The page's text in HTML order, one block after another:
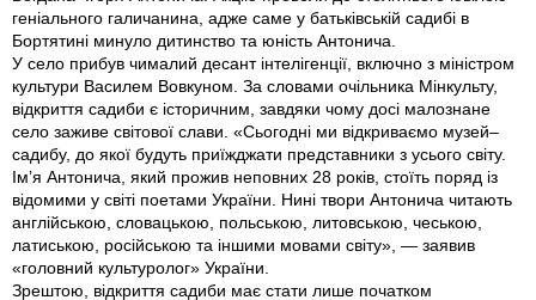
геніального галичанина, адже саме у батьківській садибі в
Бортятині минуло дитинство та юність Антонича.
У село прибув чималий десант інтелігенції, включно з міністром
культури Василем Вовкуном. За словами очільника Мінкульту,
відкриття садиби є історичним, завдяки чому досі малознане
село заживе світової слави. «Сьогодні ми відкриваємо музей–
садибу, до якої будуть приїжджати представники з усього світу.
Ім’я Антонича, який прожив неповних 28 років, стоїть поряд із
відомими у світі поетами України. Нині твори Антонича читають
англійською, словацькою, польською, литовською, чеською,
латиською, російською та іншими мовами світу», — заявив
«головний культуролог» України.
Зрештою, відкриття садиби має стати лише початком